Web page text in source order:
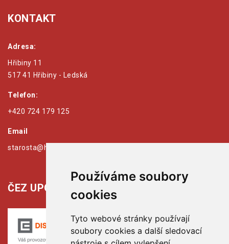
Používáme soubory
cookies
Tyto webové stránky používají
soubory cookies a další sledovací
KONTAKT
Adresa:
Hřibiny 11
517 41 Hřibiny - Ledská
Telefon:
+420 724 179 125
Email
starosta@hribiny-ledska.cz
ČEZ UPOZORŇUJE: